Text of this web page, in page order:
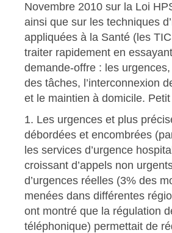
Novembre 2010 sur la Loi
ainsi que sur les techniques
appliquées à la Santé (les
traiter rapidement en
demande-offre : les
des tâches, l’interconnexion
et le maintien à domicile.
1. Les urgences et plus
débordées et encombrées
les services d’urgence
croissant d’appels non
d’urgences réelles (3% des
menées dans différentes
ont montré que la régulation
téléphonique) permettait de